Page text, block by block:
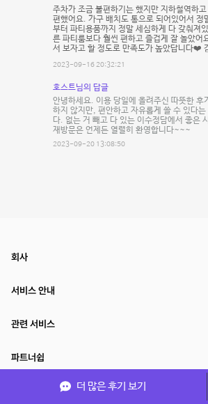
주차가 조금 불편하기는 했지만 지하철역하고
편했어요. 가구 배치도 통으로 되어있어서 정
부터 파티용품까지 정말 세심하게 다 갖춰져
른 파티룸보다 훨씬 편하고 즐겁게 잘 놀았어
서 보자고 할 정도로 만족도가 높았답니다❤️
2023-09-16 20:32:21
호스트님의 답글
안녕하세요. 이용 당일에 올려주신 따뜻한 후
하지 않지만, 편안하고 자유롭게 쓸 수 있다는
다. 없는 거 빼고 다 있는 이수정담에서 좋은
재방문은 언제든 열렬히 환영합니다~~~
2023-09-20 13:08:50
더 많은 후기 보기
회사
서비스 안내
관련 서비스
파트너쉽
서비스 제공 국가